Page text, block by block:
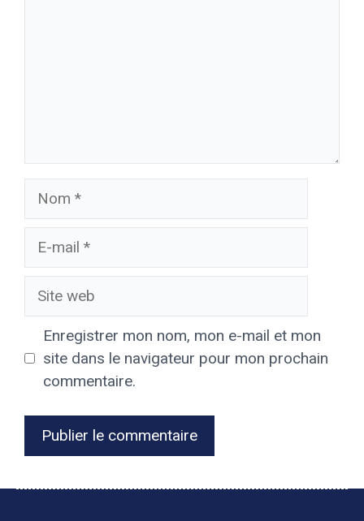
Nom
Site
Enregistrer mon nom, mon e-mail et mon
site dans le navigateur pour mon prochain
commentaire.